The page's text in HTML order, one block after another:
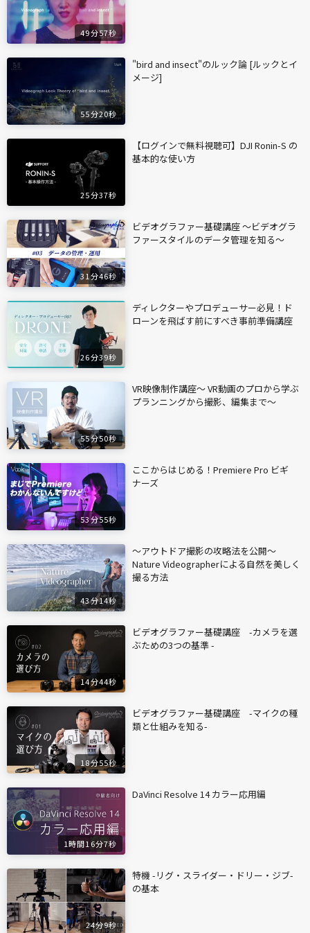
49分57秒
55分20秒
"bird and insect"のルック論 [ルックとイ
メージ]
25分37秒
【ログインで無料視聴可】DJI Ronin-S の
基本的な使い方
31分46秒
ビデオグラファー基礎講座 〜ビデオグラ
ファースタイルのデータ管理を知る〜
26分39秒
ディレクターやプロデューサー必見！ド
ローンを飛ばす前にすべき事前準備講座
55分50秒
VR映像制作講座〜 VR動画のプロから学ぶ
プランニングから撮影、編集まで〜
53分55秒
ここからはじめる！Premiere Pro ビギ
ナーズ
43分14秒
〜アウトドア撮影の攻略法を公開〜
Nature Videographerによる自然を美しく
撮る方法
14分44秒
ビデオグラファー基礎講座 -カメラを選
ぶための3つの基準 -
18分55秒
ビデオグラファー基礎講座 -マイクの種
類と仕組みを知る-
1時間16分7秒
DaVinci Resolve 14 カラー応用編
24分9秒
特機 -リグ・スライダー・ドリー・ジブ-
の基本